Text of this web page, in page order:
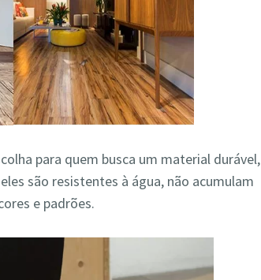
para quem busca um material durável,
são resistentes à água, não acumulam
e padrões.